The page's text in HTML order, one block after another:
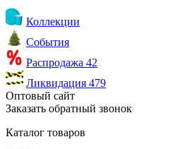
Коллекции
События
Распродажа 42
Ликвидация 479
Оптовый сайт
Заказать обратный звонок
Каталог товаров